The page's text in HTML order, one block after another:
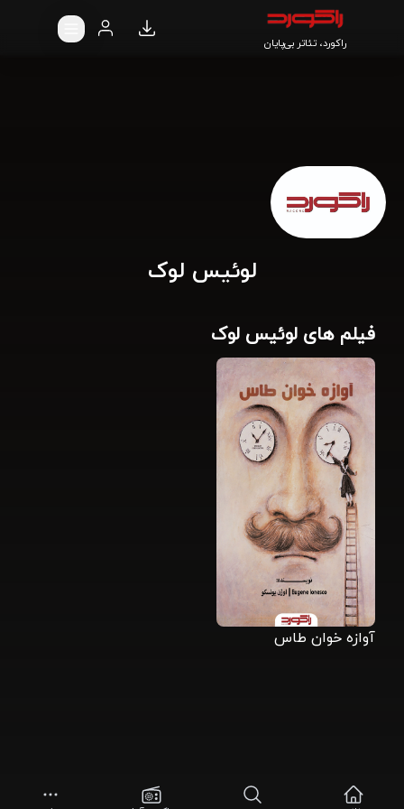
راکورد، تئاتر بی‌پایان
لوئیس لوک
فیلم های لوئیس لوک
آوازه خوان طاس